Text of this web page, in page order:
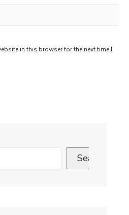
in this browser for the next time I
Search